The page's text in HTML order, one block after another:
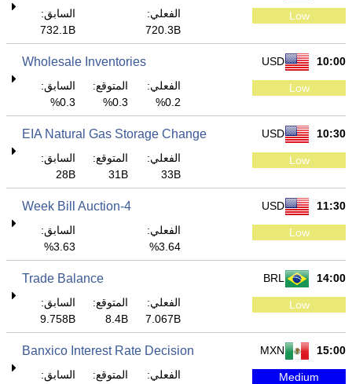
Low
الفعلي:
720.3B
السابق:
732.1B
10:00
USD
Wholesale Inventories
Low
الفعلي:
0.2%
المتوقع:
0.3%
السابق:
0.3%
10:30
USD
EIA Natural Gas Storage Change
Low
الفعلي:
33B
المتوقع:
31B
السابق:
28B
11:30
USD
4-Week Bill Auction
Low
الفعلي:
3.64%
السابق:
3.63%
14:00
BRL
Trade Balance
Low
الفعلي:
7.067B
المتوقع:
8.4B
السابق:
9.758B
15:00
MXN
Banxico Interest Rate Decision
Medium
الفعلي:
المتوقع:
السابق: